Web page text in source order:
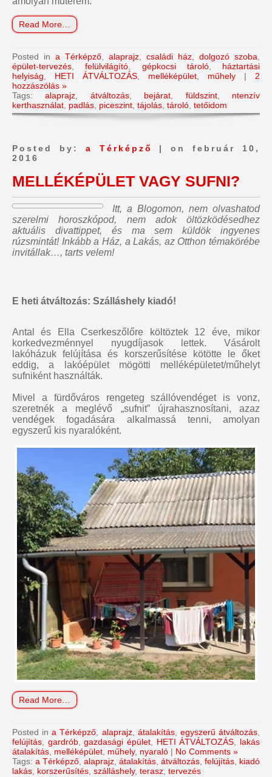
Read More…
Posted in a Térképző alaprajz családi ház dolgozó szoba
épület-tervezés ,felülvilágító gépkocsi tároló, háztartási
helyiság
HETI ÁTVÁLTOZÁS melléképület műhely | 2
hozzászólás »
Tags:alaprajz átváltozás, bejárat füldszint, ntenzív
kerthasználat padlás piceszint tájolás tároló tetőidom
Posted by: a Térképző
| on február 10,
2016
MELLÉKÉPÜLET VAGY SUFNI?
Itt, a Blogomon, nem olvashatod
szerelmi horoszkópod, nem adok öltözködésedhez
aktuális divattippet, és ma sem küldök ingyenes
rúzsmintát! Inkább a Ház, a Lakás, az Otthon témakörébe
invitállak…, tarts velem!
E heti átváltozás: Szálláshely kiadó!
Antal és Ella Cserkeszőlőre költöztek 12 éve, mikor
korkedvezménnyel nyugdíjasok lettek. Vásárolt
lakóházuk felújítása és korszerűsítése kötötte le őket
eddig, a lakóépület mögötti melléképületet/műhelyt
sufniként használták.
Mivel a fürdőváros rengeteg szállóvendéget is vonz,
szeretnék a meglévő „sufnit” újrahasznosítani, azaz
vendégek fogadására alkalmassá tenni, amolyan
egyszerű kis nyaralóként.
Read More…
Posted ina Térképző alaprajz, átalakítás, egyszerű átváltozás
felújítás
gardrób,gazdasági épület HETI ÁTVÁLTOZÁS
lakás
átalakítás melléképület műhely, nyaraló | No Comments »
Tags: a Térképző alaprajz átalakítás átváltozás felújítás kiadó
lakás korszerűsítés szálláshely, terasz tervezés